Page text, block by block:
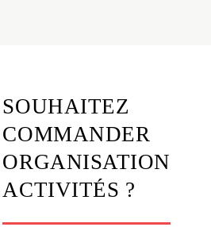
SOUHAITEZ
COMMANDER
ORGANISATION
ACTIVITÉS ?